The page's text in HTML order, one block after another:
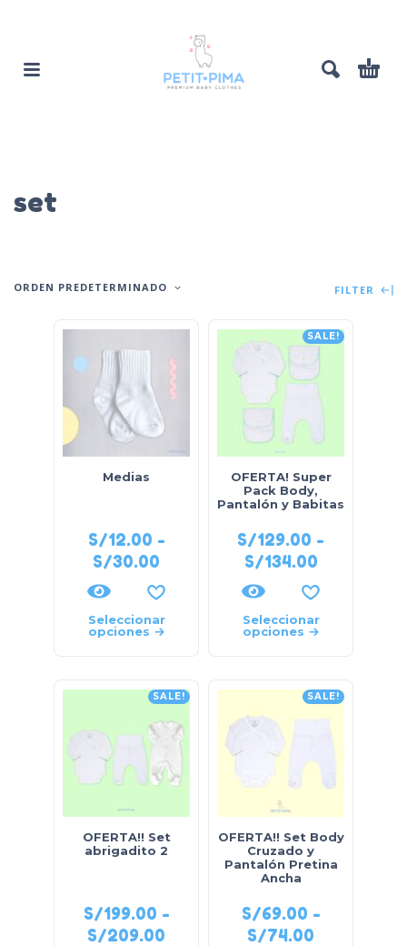
set
ORDEN PREDETERMINADO FILTER
Medias
S/12.00 -
S/30.00
Seleccionar
opciones
SALE!
OFERTA! Super
Pack Body,
Pantalón y Babitas
S/129.00 -
S/134.00
Seleccionar
opciones
SALE!
OFERTA!! Set
abrigadito 2
S/199.00 -
S/209.00
SALE!
OFERTA!! Set Body
Cruzado y
Pantalón Pretina
Ancha
S/69.00 -
S/74.00